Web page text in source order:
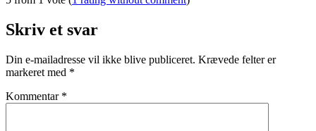
Skriv et svar
Din e-mailadresse vil ikke blive publiceret. Krævede felter er
markeret med *
Kommentar *